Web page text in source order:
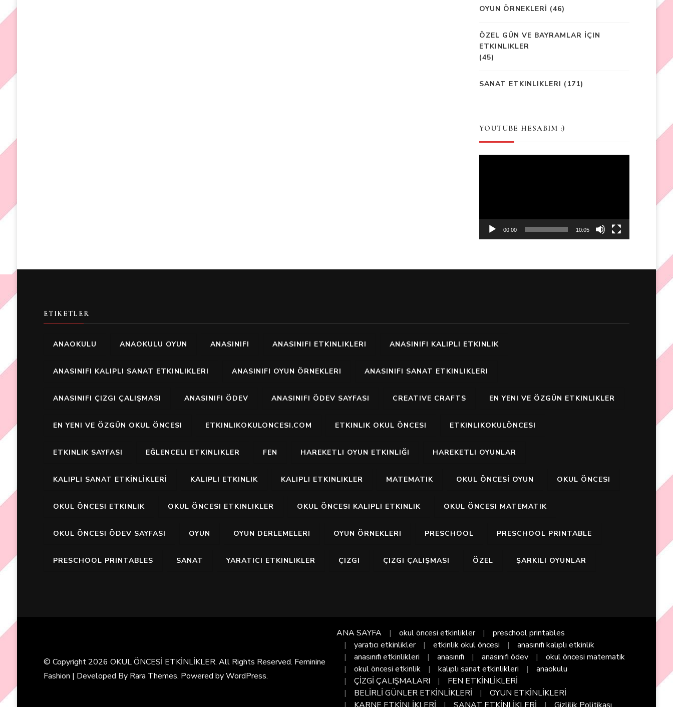
OYUN ÖRNEKLERİ (46)
ÖZEL GÜN VE BAYRAMLAR İÇIN
ETKINLIKLER
(45)
SANAT ETKINLIKLERI (171)
YOUTUBE HESABIM :)
00:00 10:05
ETIKETLER
ANAOKULU ANAOKULU OYUN ANASINIFI ANASINIFI ETKINLIKLERI ANASINIFI KALIPLI ETKINLIK
ANASINIFI KALIPLI SANAT ETKINLIKLERI ANASINIFI OYUN ÖRNEKLERI ANASINIFI SANAT ETKINLIKLERI
ANASINIFI ÇIZGI ÇALIŞMASI ANASINIFI ÖDEV ANASINIFI ÖDEV SAYFASI CREATIVE CRAFTS EN YENI VE ÖZGÜN ETKINLIKLER
EN YENI VE ÖZGÜN OKUL ÖNCESI ETKINLIKOKULONCESI.COM ETKINLIK OKUL ÖNCESI ETKINLIKOKULÖNCESI
ETKINLIK SAYFASI EĞLENCELI ETKINLIKLER FEN HAREKETLI OYUN ETKINLIĞI HAREKETLI OYUNLAR
KALIPLI SANAT ETKİNLİKLERİ KALIPLI ETKINLIK KALIPLI ETKINLIKLER MATEMATIK OKUL ÖNCESİ OYUN OKUL ÖNCESI
OKUL ÖNCESI ETKINLIK OKUL ÖNCESI ETKINLIKLER OKUL ÖNCESI KALIPLI ETKINLIK OKUL ÖNCESI MATEMATIK
OKUL ÖNCESI ÖDEV SAYFASI OYUN OYUN DERLEMELERI OYUN ÖRNEKLERI PRESCHOOL PRESCHOOL PRINTABLE
PRESCHOOL PRINTABLES SANAT YARATICI ETKINLIKLER ÇIZGI ÇIZGI ÇALIŞMASI ÖZEL ŞARKILI OYUNLAR
© Copyright 2026 OKUL ÖNCESİ ETKİNLİKLER. All Rights Reserved. Feminine
Fashion | Developed By Rara Themes. Powered byWordPress.
ANA SAYFA okul öncesi etkinlikler
preschool printables
yaratıcı etkinlikler
etkinlik okul öncesi
anasınıfı kalıplı etkinlik
anasınıfı etkinlikleri
anasınıfı anasınıfı ödev
okul öncesi matematik
okul öncesi etkinlik
kalıplı sanat etkinlikleri
anaokulu
ÇİZGİ ÇALIŞMALARI
FEN ETKİNLİKLERİ
BELİRLİ GÜNLER ETKİNLİKLERİ
OYUN ETKİNLİKLERİ